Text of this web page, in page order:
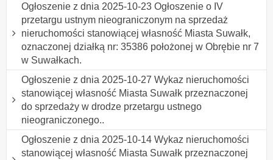
Ogłoszenie z dnia 2025-10-23 Ogłoszenie o IV
przetargu ustnym nieograniczonym na sprzedaż
nieruchomości stanowiącej własność Miasta Suwałk,
oznaczonej działką nr: 35386 położonej w Obrębie nr 7
w Suwałkach.
Ogłoszenie z dnia 2025-10-27 Wykaz nieruchomości
stanowiącej własność Miasta Suwałk przeznaczonej
do sprzedaży w drodze przetargu ustnego
nieograniczonego..
Ogłoszenie z dnia 2025-10-14 Wykaz nieruchomości
stanowiącej własność Miasta Suwałk przeznaczonej